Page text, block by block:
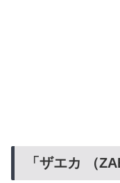
「ザエカ （